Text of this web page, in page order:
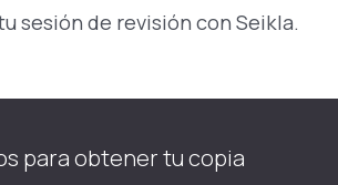
sesión de revisión con Seikla.
para obtener tu copia